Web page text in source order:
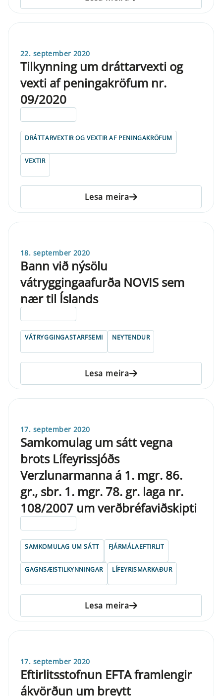
22. september 2020
Tilkynning um dráttarvexti og
vexti af peningakröfum nr.
09/2020
DRÁTTARVEXTIR OG VEXTIR AF PENINGAKRÖFUM
VEXTIR
Lesa meira
18. september 2020
Bann við nýsölu
vátryggingaafurða NOVIS sem
nær til Íslands
VÁTRYGGINGASTARFSEMI NEYTENDUR
Lesa meira
17. september 2020
Samkomulag um sátt vegna
brots Lífeyrissjóðs
Verzlunarmanna á 1. mgr. 86.
gr., sbr. 1. mgr. 78. gr. laga nr.
108/2007 um verðbréfaviðskipti
SAMKOMULAG UM SÁTT FJÁRMÁLAEFTIRLIT
GAGNSÆISTILKYNNINGAR LÍFEYRISMARKAÐUR
Lesa meira
17. september 2020
Eftirlitsstofnun EFTA framlengir
ákvörðun um breytt